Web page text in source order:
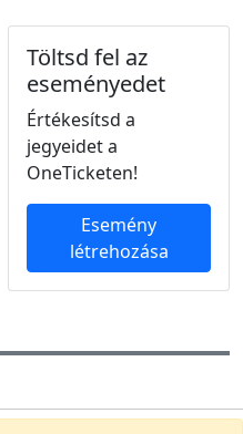
Töltsd fel az
eseményedet
Értékesítsd a
jegyeidet a
OneTicketen!
Esemény
létrehozása